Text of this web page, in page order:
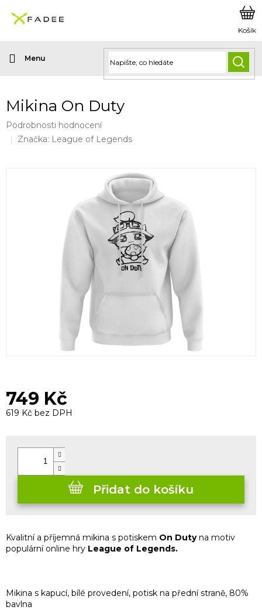
obsah
Mikina On Duty
Průměrné
hodnocení
Podrobnosti hodnocení
Značka: League of Legends
749 Kč
619 Kč bez DPH
Přidat do košíku
Kvalitní a příjemná mikina s potiskem On Dutyna motiv
populární online hry League of Legends.
Mikina s kapucí, bílé provedení, potisk na přední straně, 80%
bavlna